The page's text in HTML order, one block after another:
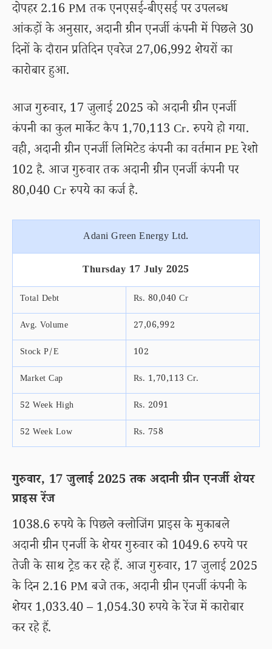
दोपहर 2.16 PM तक एनएसई-बीएसई पर उपलब्ध
आंकड़ों के अनुसार, अदानी ग्रीन एनर्जी कंपनी में पिछले 30
दिनों के दौरान प्रतिदिन एवरेज 27,06,992 शेयरों का
कारोबार हुआ.
आज गुरुवार, 17 जुलाई 2025 को अदानी ग्रीन एनर्जी
कंपनी का कुल मार्केट कैप 1,70,113 Cr. रुपये हो गया.
वही, अदानी ग्रीन एनर्जी लिमिटेड कंपनी का वर्तमान PE रेशो
102 है. आज गुरुवार तक अदानी ग्रीन एनर्जी कंपनी पर
80,040 Cr रुपये का कर्ज है.
Adani Green Energy Ltd.
Thursday 17 July 2025
Total Debt
Rs. 80,040 Cr
Avg. Volume
27,06,992
Stock P/E
102
Market Cap
Rs. 1,70,113 Cr.
52 Week High
Rs. 2091
52 Week Low
Rs. 758
गुरुवार, 17 जुलाई 2025 तक अदानी ग्रीन एनर्जी शेयर
प्राइस रेंज
1038.6 रुपये के पिछले क्लोजिंग प्राइस के मुकाबले
अदानी ग्रीन एनर्जी के शेयर गुरुवार को 1049.6 रुपये पर
तेजी के साथ ट्रेड कर रहे हैं. आज गुरुवार, 17 जुलाई 2025
के दिन 2.16 PM बजे तक, अदानी ग्रीन एनर्जी कंपनी के
शेयर 1,033.40 – 1,054.30 रुपये के रेंज में कारोबार
कर रहे हैं.